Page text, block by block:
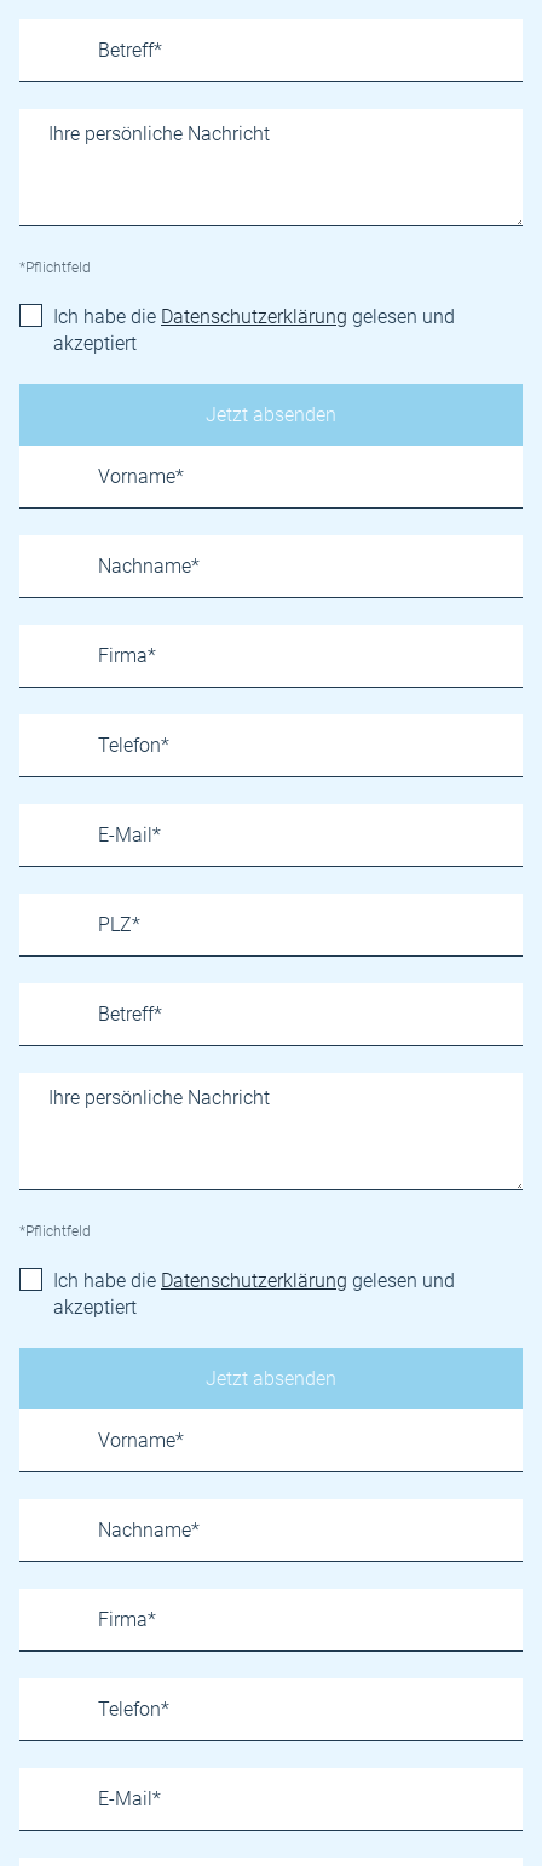
*Pflichtfeld
Ich habe die Datenschutzerklärung gelesen und
akzeptiert
*Pflichtfeld
Ich habe die Datenschutzerklärung gelesen und
akzeptiert